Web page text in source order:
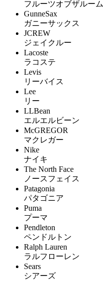
フルーツオブザルーム
GunneSax
ガニーサックス
JCREW
ジェイクルー
Lacoste
ラコステ
Levis
リーバイス
Lee
リー
LLBean
エルエルビーン
McGREGOR
マクレガー
Nike
ナイキ
The North Face
ノースフェイス
Patagonia
パタゴニア
Puma
プーマ
Pendleton
ペンドルトン
Ralph Lauren
ラルフローレン
Sears
シアーズ